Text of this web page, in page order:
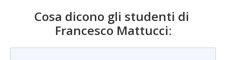
Cosa dicono gli studenti di
Francesco Mattucci: